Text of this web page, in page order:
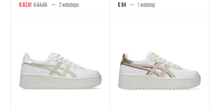
€ 67,41 € 84,90 2 webshops € 94 1 webshop